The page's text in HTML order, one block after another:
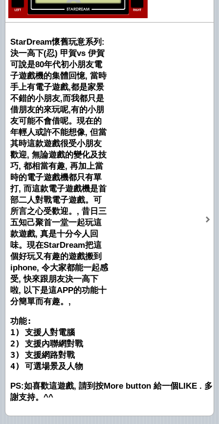
StarDream懷舊玩意系列:
決一高下(忍) 甲賀vs 伊賀
可說是80年代初小朋友電
子遊戲機的集體回憶, 當時
手上有電子遊戲,都是家景
不錯的小朋友,而我都只是
借朋友的來玩呢,有的小朋
友可能不會借呢。現在的
年輕人或許不能想像, 但當
其時這款遊戲很受小朋友
歡迎, 無論遊戲的變化及技
巧, 都相當有趣, 再加上當
時的電子遊戲機都只有單
打, 而這款電子遊戲機是首
部二人對戰電子遊戲。可
所言之心受歡迎。, 昔日三
五知己聚首一堂一起玩這
款遊戲, 真是十分今人回
味。現在StarDream把這
個好玩又有趣的遊戲搬到
iphone, 令大家都能一起感
受, 快來跟朋友決一高下
啦, 以下是這APP的功能十
分簡單而有趣。,
功能:
1) 支援人對電腦
2) 支援內聯網對戰
3) 支援網路對戰
PS:如喜歡這遊戲, 請到按More button 給一個LIKE . 多
謝支持。^^